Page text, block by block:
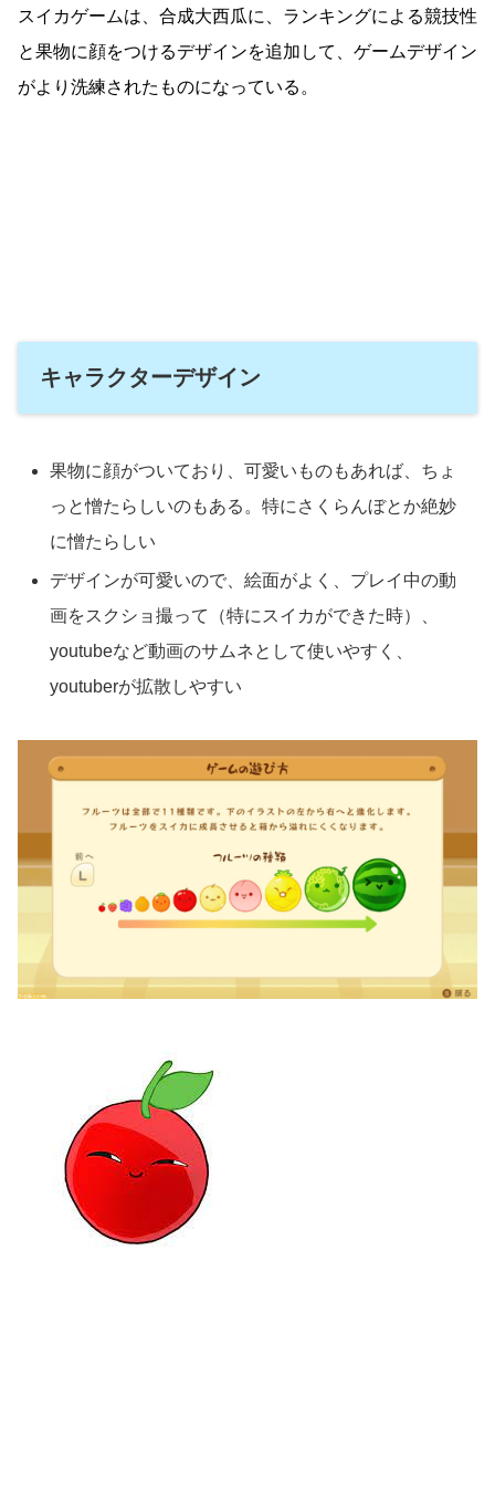
スイカゲームは、合成大西瓜に、ランキングによる競技性
と果物に顔をつけるデザインを追加して、ゲームデザイン
がより洗練されたものになっている。
キャラクターデザイン
果物に顔がついており、可愛いものもあれば、ちょ
っと憎たらしいのもある。特にさくらんぼとか絶妙
に憎たらしい
デザインが可愛いので、絵面がよく、プレイ中の動
画をスクショ撮って（特にスイカができた時）、
youtubeなど動画のサムネとして使いやすく、
youtuberが拡散しやすい